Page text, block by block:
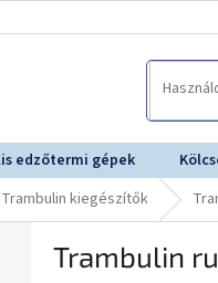
edzőtermi gépek
Trambulin kiegészítők
Trambulin